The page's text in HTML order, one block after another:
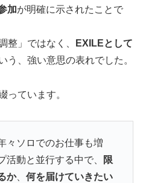
加が明確に示されたことで
整」ではなく、
EXILEとして
う、強い意思の表れでした。
っています。
々ソロでのお仕事も増
活動と並行する中で、
限
か、 何を届けていきたい